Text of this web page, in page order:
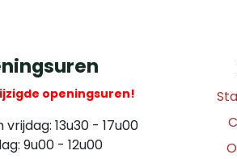
openingsuren!
13u30 - 17u00
9u00 - 12u00